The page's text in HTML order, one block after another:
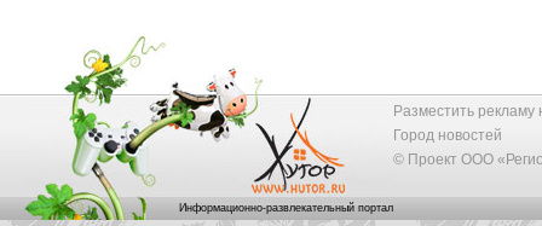
Информационно-развлекательный портал
Разместить рекламу
Город новостей
© Проект ООО